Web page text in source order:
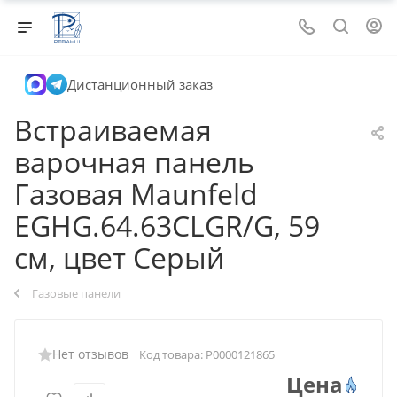
Дистанционный заказ
Встраиваемая
варочная панель
Газовая Maunfeld
EGHG.64.63CLGR/G, 59
см, цвет Серый
Газовые панели
Нет отзывов Код товара: Р0000121865
Цена